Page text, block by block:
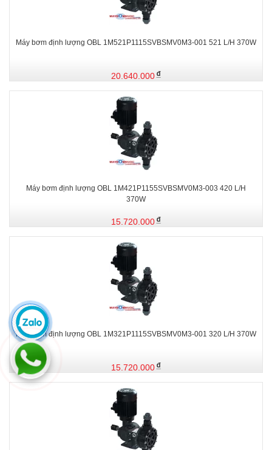
Máy bơm định lượng OBL 1M521P1115SVBSMV0M3-001 521 L/H 370W
20.640.000
Máy bơm định lượng OBL 1M421P1155SVBSMV0M3-003 420 L/H
370W
15.720.000
Máy bơm định lượng OBL 1M321P1115SVBSMV0M3-001 320 L/H 370W
15.720.000